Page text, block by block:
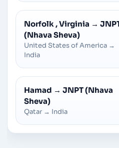
Norfolk , Virginia →
(Nhava Sheva)
United States of America →
India
Hamad → JNPT (Nhava
Sheva)
Qatar → India